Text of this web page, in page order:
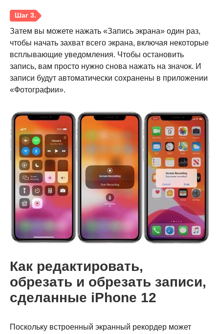
Шаг 3.
Затем вы можете нажать «Запись экрана» один раз,
чтобы начать захват всего экрана, включая некоторые
всплывающие уведомления. Чтобы остановить
запись, вам просто нужно снова нажать на значок. И
записи будут автоматически сохранены в приложении
«Фотографии».
Как редактировать,
обрезать и обрезать записи,
сделанные iPhone 12
Поскольку встроенный экранный рекордер может